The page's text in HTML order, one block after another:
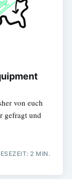
von euch
gefragt und
2 MIN.